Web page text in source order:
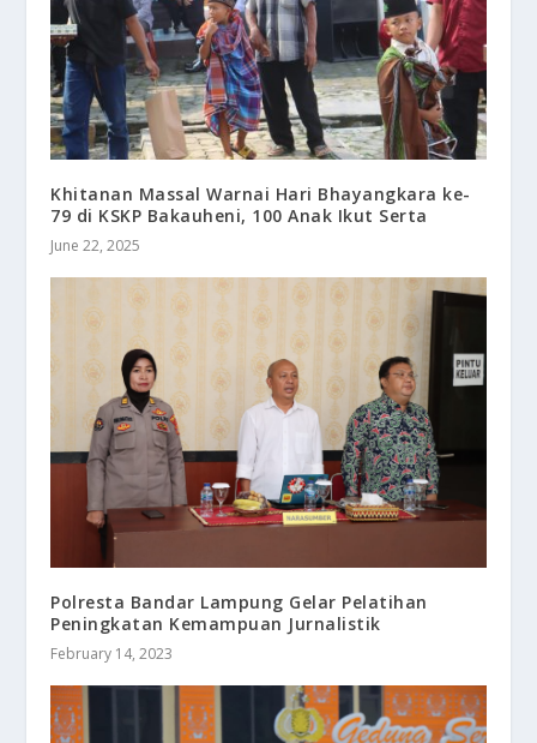
Khitanan Massal Warnai Hari Bhayangkara ke-
79 di KSKP Bakauheni, 100 Anak Ikut Serta
June 22, 2025
Polresta Bandar Lampung Gelar Pelatihan
Peningkatan Kemampuan Jurnalistik
February 14, 2023